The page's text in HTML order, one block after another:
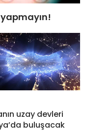
uzay devleri
buluşacak